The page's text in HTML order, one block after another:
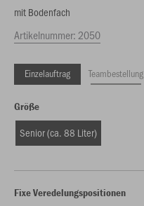
mit Bodenfach
Artikelnummer: 2050
Einzelauftrag Teambestellung
Größe
Senior (ca. 88 Liter)
Fixe Veredelungspositionen